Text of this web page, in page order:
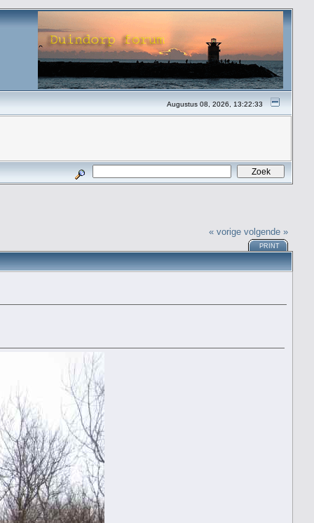
Augustus 08, 2026, 13:22:33
« vorige volgende »
PRINT